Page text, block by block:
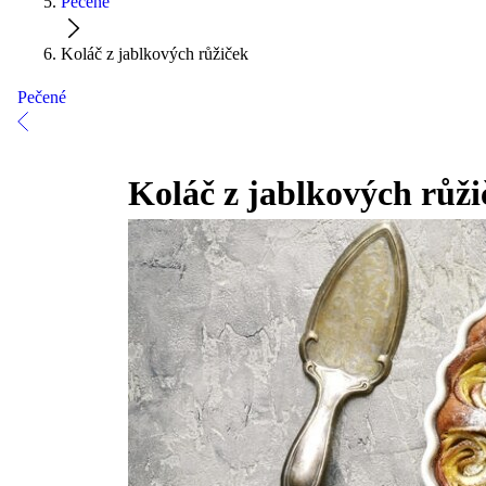
Koláč z jablkových růžiček
Pečené
Koláč z jablkových